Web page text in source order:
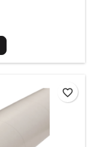
favorite_border